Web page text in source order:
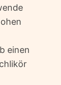
einen